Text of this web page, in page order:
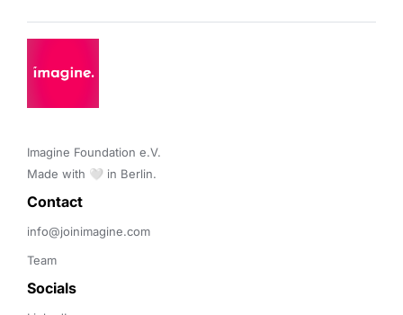
Imagine Foundation e.V.
Made with 🤍 in Berlin.
Contact
info@joinimagine.com
Team
Socials